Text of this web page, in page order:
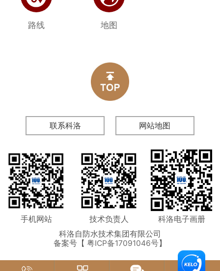
路线 地图
联系科洛 网站地图
手机网站 技术负责人
科洛电子画册
科洛自防水技术集团有限公司
备案号【 粤ICP备17091046号】